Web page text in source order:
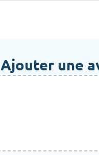
Ajouter une